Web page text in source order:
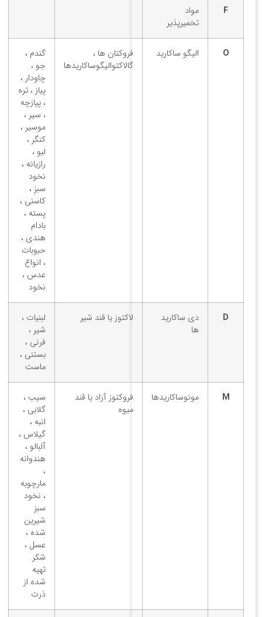
F
مواد
تخمیرپذیر
O الیگو ساکارید
فروکتان ها ،
گالاکتوالیگوساکاریدها
گندم ،
جو ،
چاودار ،
پیاز ، تره
، پیازچه
، سیر ،
موسیر ،
کنگر ،
لبو ،
رازیانه ،
نخود
سبز ،
کاسنی ،
پسته ،
بادام
هندی ،
حبوبات
، انواع
عدس ،
نخود
D
دی ساکارید
ها
لاکتوز یا قند شیر
لبنیات ،
شیر ،
فرنی ،
بستنی ،
ماست
M مونوساکاریدها
فروکتوز آزاد یا قند
میوه
سیب ،
گلابی ،
انبه ،
گیلاس ،
آلبالو ،
هندوانه
،
مارچوبه
، نخود
سبز
شیرین
شده ،
عسل ،
شکر
تهیه
شده از
ذرت